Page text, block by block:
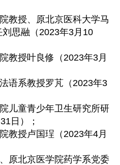
教授、原北京医科大学马
思融（2023年3月10
教授叶良修（2023年3月
语系教授罗芃（2023年3
儿童青少年卫生研究所研
日）；
教授卢国珵（2023年4月
原北京医学院药学系党委